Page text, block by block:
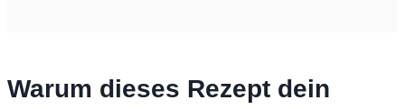
Warum dieses Rezept dein